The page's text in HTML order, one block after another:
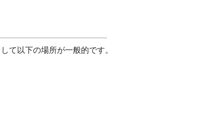
て以下の場所が一般的です。